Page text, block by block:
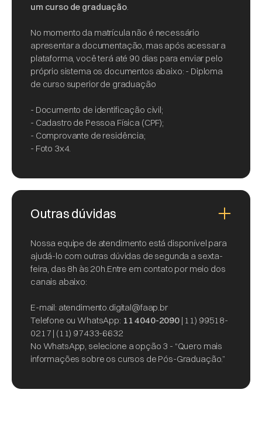
um curso de graduação.
No momento da matrícula não é necessário
apresentar a documentação, mas após acessar a
plataforma, você terá até 90 dias para enviar pelo
próprio sistema os documentos abaixo: - Diploma
de curso superior de graduação
- Documento de identificação civil;
- Cadastro de Pessoa Física (CPF);
- Comprovante de residência;
- Foto 3x4.
Outras dúvidas
Nossa equipe de atendimento está disponível para
ajudá-lo com outras dúvidas de segunda a sexta-
feira, das 8h às 20h.Entre em contato por meio dos
canais abaixo:
E-mail: atendimento.digital@faap.br
Telefone ou WhatsApp: 11 4040-2090| 11) 99518-
0217 | (11) 97433-6632
No WhatsApp, selecione a opção 3 - “Quero mais
informações sobre os cursos de Pós-Graduação.”